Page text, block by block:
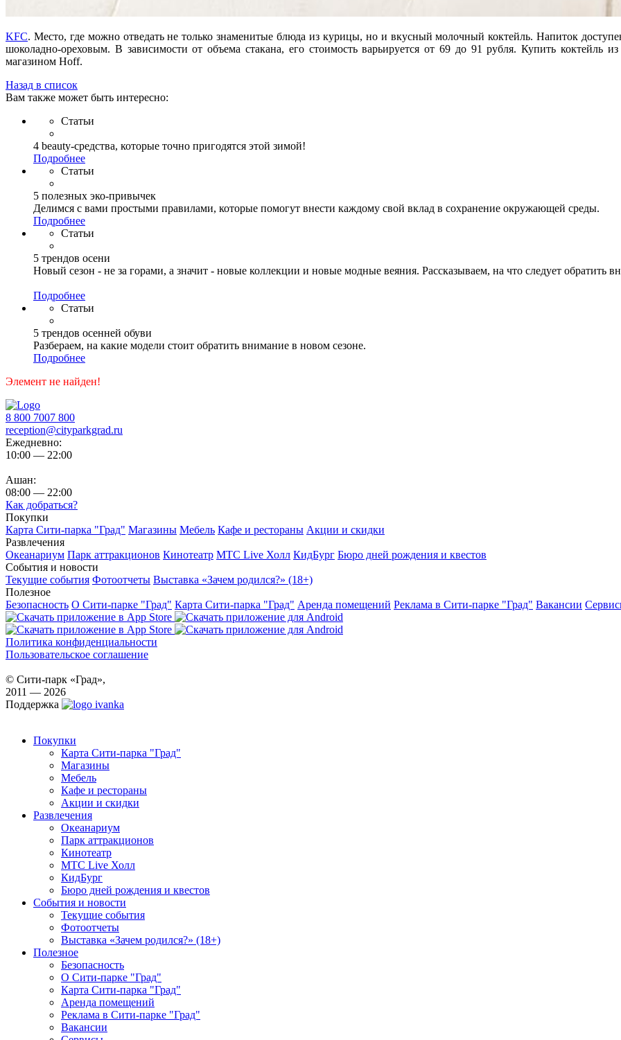
KFC. Место, где можно отведать не только знаменитые блюда из курицы, но и вкусный молочный коктейль. Напиток
шоколадно-ореховым. В зависимости от объема стакана, его стоимость варьируется от 69 до 91 рубля. Купить
магазином Hoff.
Назад в список
Вам также может быть интересно:
Статьи
4 beauty-средства, которые точно пригодятся этой зимой!
Подробнее
Статьи
5 полезных эко-привычек
Делимся с вами простыми правилами, которые помогут внести каждому свой вклад в сохранение окружающей среды.
Подробнее
Статьи
5 трендов осени
Новый сезон - не за горами, а значит - новые коллекции и новые модные веяния. Рассказываем, на что следует обратить
Подробнее
Статьи
5 трендов осенней обуви
Разбераем, на какие модели стоит обратить внимание в новом сезоне.
Подробнее
Элемент не найден!
8 800 7007 800
reception@cityparkgrad.ru
Ежедневно:
10:00 — 22:00
Ашан:
08:00 — 22:00
Как добраться?
Покупки
Карта Сити-парка "Град" Магазины Мебель Кафе и рестораны Акции и скидки
Развлечения
Океанариум Парк аттракционов Кинотеатр МТС Live Холл КидБург Бюро дней рождения и квестов
События и новости
Текущие события Фотоотчеты Выставка «Зачем родился?» (18+)
Полезное
Безопасность О Сити-парке "Град" Карта Сити-парка "Град" Аренда помещений Реклама в Сити-парке "Град" Вакансии
Политика конфиденциальности
Пользовательское соглашение
© Сити-парк «Град»,
2011 — 2026
Поддержка
Покупки
Карта Сити-парка "Град"
Магазины
Мебель
Кафе и рестораны
Акции и скидки
Развлечения
Океанариум
Парк аттракционов
Кинотеатр
МТС Live Холл
КидБург
Бюро дней рождения и квестов
События и новости
Текущие события
Фотоотчеты
Выставка «Зачем родился?» (18+)
Полезное
Безопасность
О Сити-парке "Град"
Карта Сити-парка "Град"
Аренда помещений
Реклама в Сити-парке "Град"
Вакансии